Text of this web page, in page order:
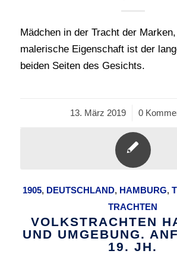
Mädchen in der Tracht der
malerische Eigenschaft ist der
beiden Seiten des Gesichts.
13. März 2019
/ 0
1905, DEUTSCHLAND, HAMBURG,
TRACHTEN
VOLKSTRACHTEN
UND UMGEBUNG.
19. JH.